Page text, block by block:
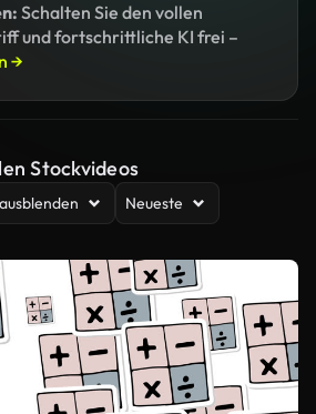
Schalten Sie den vollen
und fortschrittliche KI frei –
→
Stockvideos
Neueste